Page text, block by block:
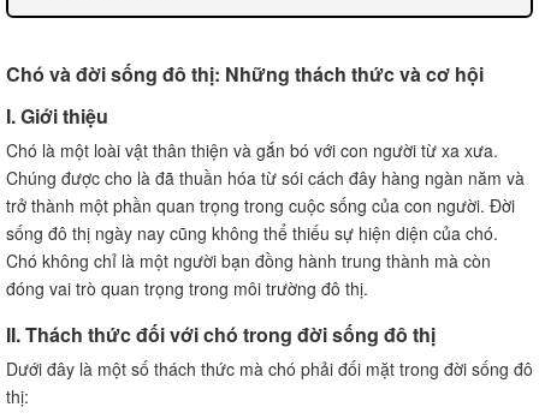
2. Chó làm tăng sự an ninh và bảo vệ cho cộng đồng
thị
trường đô thị?
2. Chó cần bao nhiêu không gian để sinh hoạt và vận
động?
3. Làm sao để giảm stress cho chó trong môi trường đô
thị?
4. Có nên mua hay nhận nuôi chó trong đô thị?
5. Chó có thể sống trong căn hộ nhỏ không?
trong đô thị?
7. Chó cần bao nhiêu lượng thức ăn và nước uống hàng
Chó và đời sống đô thị: Những thách thức và cơ hội
I. Giới thiệu
Chó là một loài vật thân thiện và gắn bó với con người từ xa xưa.
Chúng được cho là đã thuần hóa từ sói cách đây hàng ngàn năm và
trở thành một phần quan trọng trong cuộc sống của con người. Đời
sống đô thị ngày nay cũng không thể thiếu sự hiện diện của chó.
Chó không chỉ là một người bạn đồng hành trung thành mà còn
đóng vai trò quan trọng trong môi trường đô thị.
II. Thách thức đối với chó trong đời sống đô thị
Dưới đây là một số thách thức mà chó phải đối mặt trong đời sống đô
thị: